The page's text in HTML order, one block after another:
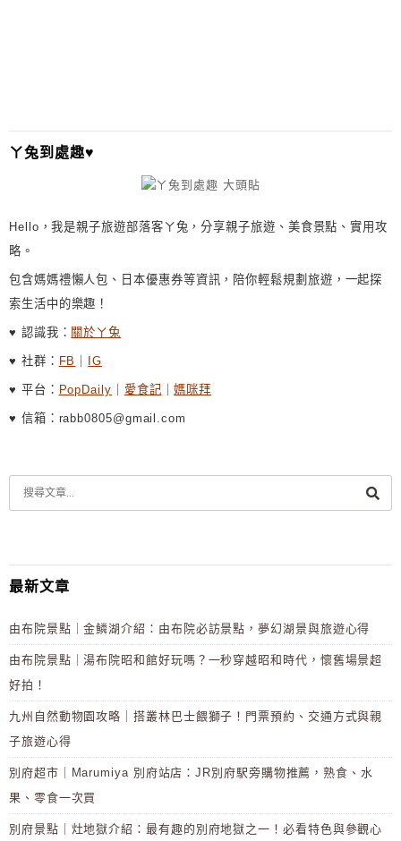
ㄚ兔到處趣♥
Hello，我是親子旅遊部落客ㄚ兔，分享親子旅遊、美食景點、實用攻
略。
包含媽媽禮懶人包、日本優惠券等資訊，陪你輕鬆規劃旅遊，一起探
索生活中的樂趣！
♥ 認識我： 關於ㄚ兔
♥ 社群： FB IG
♥ 平台： PopDaily 愛食記 ｜媽咪拜
♥ 信箱：rabb0805@gmail.com
最新文章
由布院景點｜金鱗湖介紹：由布院必訪景點，夢幻湖景與旅遊心得
由布院景點｜湯布院昭和館好玩嗎？一秒穿越昭和時代，懷舊場景超
好拍！
九州自然動物園攻略｜搭叢林巴士餵獅子！門票預約、交通方式與親
子旅遊心得
別府超市｜Marumiya 別府站店：JR別府駅旁購物推薦，熟食、水
果、零食一次買
別府景點｜灶地獄介紹：最有趣的別府地獄之一！必看特色與參觀心